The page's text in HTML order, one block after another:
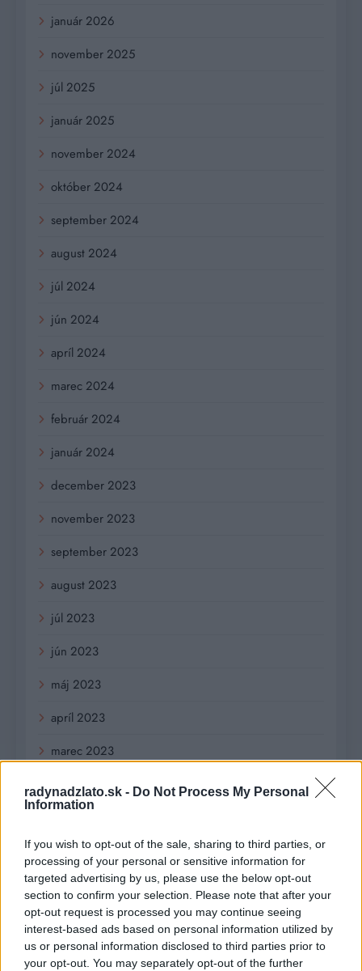
radynadzlato.sk - Do Not Process My Personal
Information
If you wish to opt-out of the sale, sharing to third parties, or
processing of your personal or sensitive information for
targeted advertising by us, please use the below opt-out
section to confirm your selection. Please note that after your
opt-out request is processed you may continue seeing
interest-based ads based on personal information utilized by
us or personal information disclosed to third parties prior to
your opt-out. You may separately opt-out of the further
január 2026
november 2025
júl 2025
január 2025
november 2024
október 2024
september 2024
august 2024
júl 2024
jún 2024
apríl 2024
marec 2024
február 2024
január 2024
december 2023
november 2023
september 2023
august 2023
júl 2023
jún 2023
máj 2023
apríl 2023
marec 2023
február 2023
december 2022
november 2022
október 2022
september 2022